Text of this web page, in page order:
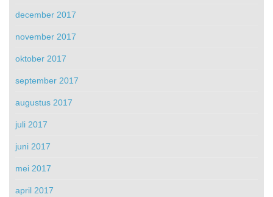
december 2017
november 2017
oktober 2017
september 2017
augustus 2017
juli 2017
juni 2017
mei 2017
april 2017